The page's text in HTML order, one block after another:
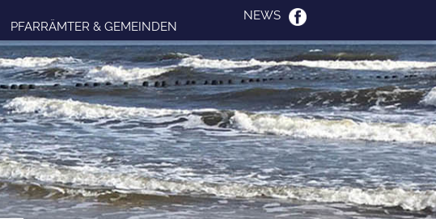
PFARRÄMTER & GEMEINDEN
NEWS